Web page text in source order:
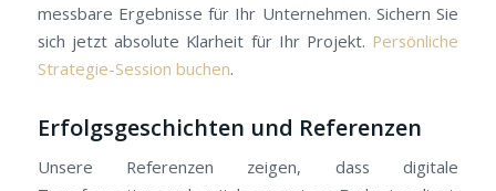
messbare Ergebnisse für Ihr Unternehmen. Sichern Sie
sich jetzt absolute Klarheit für Ihr Projekt. Persönliche
Strategie-Session buchen.
Erfolgsgeschichten und Referenzen
Unsere Referenzen zeigen, dass digitale